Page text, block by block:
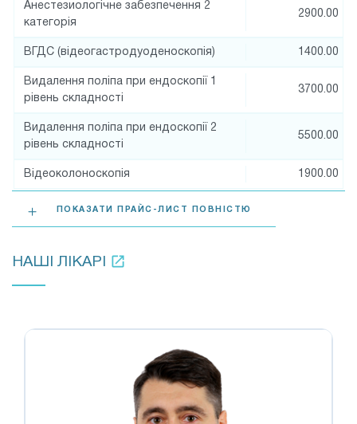
Анестезиологічне забезпечення 2
категорія
2900.00
ВГДС (відеогастродуоденоскопія) 1400.00
Видалення поліпа при ендоскопії 1
рівень складності
3700.00
Видалення поліпа при ендоскопії 2
рівень складності
5500.00
Відеоколоноскопія 1900.00
ПОКАЗАТИ ПРАЙС-ЛИСТ ПОВНІСТЮ
НАШІ ЛІКАРІ